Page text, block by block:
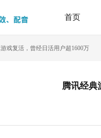
首页
戏复活，曾经日活用户超1600万
腾讯经典